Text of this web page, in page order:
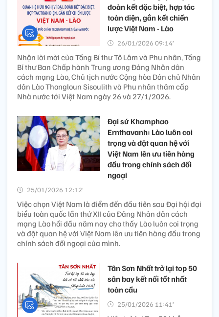
đoàn kết đặc biệt, hợp tác
toàn diện, gắn kết chiến
lược Việt Nam - Lào
26/01/2026 09:14’
Nhận lời mời của Tổng Bí thư Tô Lâm và Phu nhân, Tổng
Bí thư Ban Chấp hành Trung ương Đảng Nhân dân
cách mạng Lào, Chủ tịch nước Cộng hòa Dân chủ Nhân
dân Lào Thongloun Sisoulith và Phu nhân thăm cấp
Nhà nước tới Việt Nam ngày 26 và 27/1/2026.
Đại sứ Khamphao
Ernthavanh: Lào luôn coi
trọng và đặt quan hệ với
Việt Nam lên ưu tiên hàng
đầu trong chính sách đối
ngoại
25/01/2026 12:12’
Việc chọn Việt Nam là điểm đến đầu tiên sau Đại hội đại
biểu toàn quốc lần thứ XII của Đảng Nhân dân cách
mạng Lào hồi đầu năm nay cho thấy Lào luôn coi trọng
và đặt quan hệ với Việt Nam lên ưu tiên hàng đầu trong
chính sách đối ngoại của mình.
Tân Sơn Nhất trở lại top 50
sân bay kết nối tốt nhất
toàn cầu
25/01/2026 11:41’